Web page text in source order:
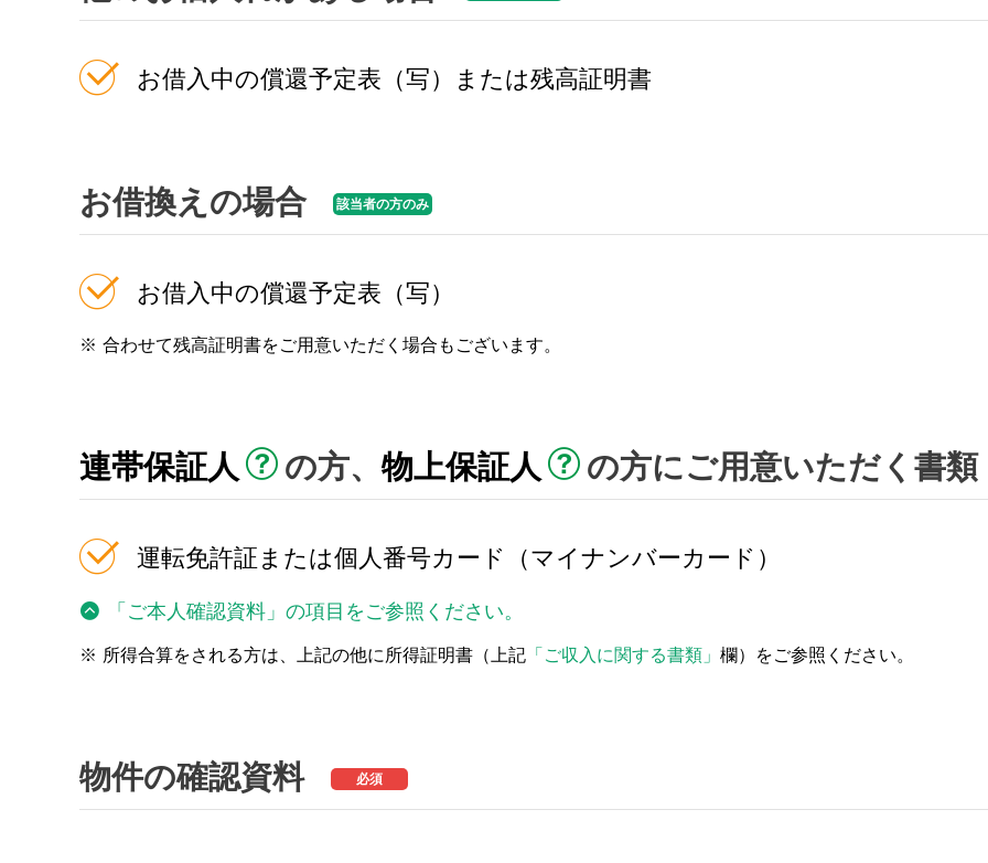
お借入中の償還予定表（写）または残高証明書
お借換えの場合 該当者の方のみ
お借入中の償還予定表（写）
※ 合わせて残高証明書をご用意いただく場合もございます。
連帯保証人 の方、 物上保証人 の方にご用意いただく書類
運転免許証または個人番号カード（マイナンバーカード）
「ご本人確認資料」の項目をご参照ください。
※ 所得合算をされる方は、上記の他に所得証明書（上記 「ご収入に関する書類」 欄）をご参照ください。
物件の確認資料 必須